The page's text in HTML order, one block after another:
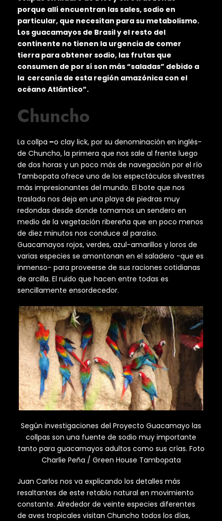
porque allí encuentran las sales, sodio en
particular, que necesitan para su metabolismo.
Los guacamayos de Brasil y el resto del
continente no tienen la urgencia de comer
tierra para obtener sodio, las frutas que
consumen de por sí son más “saladas” debido a
la cercanía de esta región amazónica con el
océano Atlántico”.
Chuncho
La collpa –o clay lick, por su denominación en inglés-
de Chuncho, la primera que nos sale al frente luego
de dos horas y un poco más de navegación por el río
Tambopata ofrece uno de los espectáculos silvestres
más impresionantes del mundo. El bote que nos
traslada nos deja en una playa de piedras muy
redondas desde donde tomamos un sendero en
medio de la vegetación ribereña que en poco menos
de diez minutos nos conduce al paraíso.
Guacamayos rojos, verdes, azul-amarillos y loros de
varias especies se amontonan en el saladero -que es
inmenso- para proveerse de sus raciones cotidianas
de arcilla. El ruido que hacen entre todas es
sencillamente ensordecedor.
Según investigaciones del Proyecto Guacamayo las
collpas son una fuente de sodio muy importante
tanto para guacamayos adultos como sus crías. Foto
Charlie Peña / Green House Tambopata
Juan Carlos nos va explicando los detalles más
resaltantes de este retablo natural en movimiento
constante. Alrededor de veinte especies diferentes
de aves tropicales visitan Chuncho todos los días,